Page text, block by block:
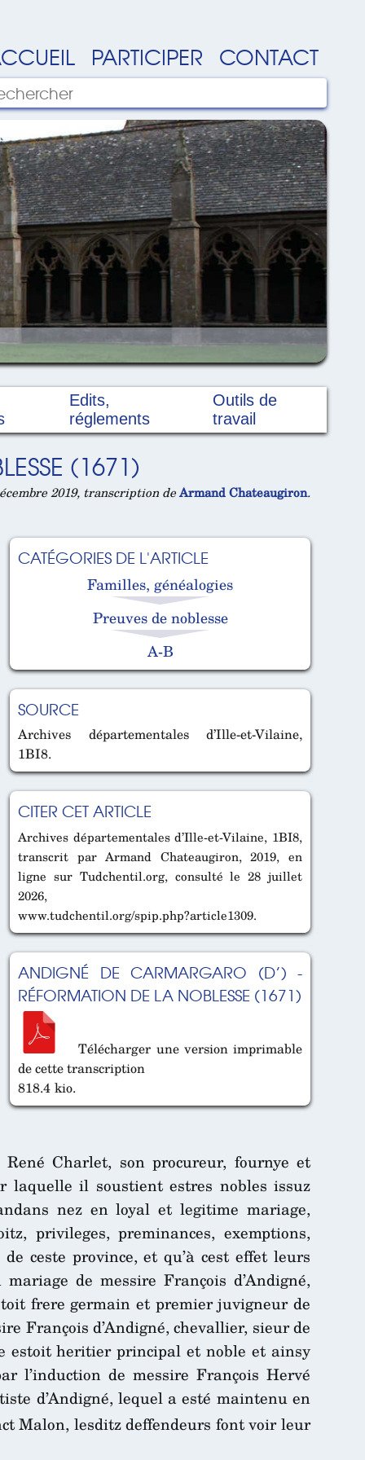
PARTICIPER CONTACT
Edits,
réglements
Outils de
travail
(1671)
2019, transcription deArmand Chateaugiron.
CATÉGORIES DE L'ARTICLE
Familles, généalogies
Preuves de noblesse
A-B
SOURCE
Archives départementales d’Ille-et-Vilaine,
1BI8.
CITER CET ARTICLE
Archives départementales d’Ille-et-Vilaine, 1BI8,
transcrit par Armand Chateaugiron, 2019, en
ligne sur Tudchentil.org, consulté le 28 juillet
2026,
www.tudchentil.org/spip.php?article1309.
ANDIGNÉ DE CARMARGARO (D’) -
RÉFORMATION DE LA NOBLESSE (1671)
Télécharger une version imprimable
de cette transcription
818.4 kio.
Charlet, son procureur, fournye et
laquelle il soustient estres nobles issuz
nez en loyal et legitime mariage,
privileges, preminances, exemptions,
ceste province, et qu’à cest effet leurs
de messire François d’Andigné,
frere germain et premier juvigneur de
François d’Andigné, chevallier, sieur de
estoit heritier principal et noble et ainsy
l’induction de messire François Hervé
d’Andigné, lequel a esté maintenu en
Malon, lesditz deffendeurs font voir leur